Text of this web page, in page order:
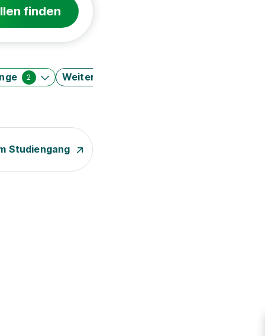
finden
2 Weitere Filter
Studiengang